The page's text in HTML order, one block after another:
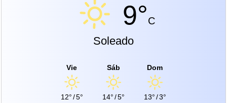
9°C
Soleado
Vie
12°/5°
Sáb
14°/5°
Dom
13°/3°